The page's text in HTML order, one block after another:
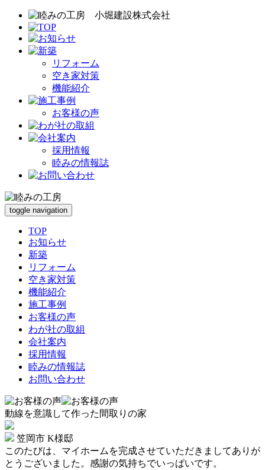
リフォーム
空き家対策
機能紹介
お客様の声
採用情報
睦みの情報誌
toggle navigation
TOP
お知らせ
新築
リフォーム
空き家対策
機能紹介
施工事例
お客様の声
わが社の取組
会社案内
採用情報
睦みの情報誌
お問い合わせ
動線を意識して作った間取りの家
笠岡市 K様邸
このたびは、マイホームを完成させていただきましてありが
とうございました。感謝の気持ちでいっぱいです。